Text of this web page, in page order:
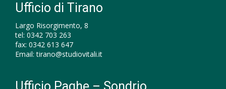
Ufficio di Tirano
Largo Risorgimento, 8
tel: 0342 703 263
fax: 0342 613 647
Email:tirano@studiovitali.it